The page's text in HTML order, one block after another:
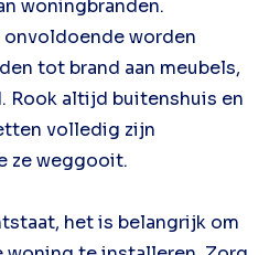
woningbranden.
worden
tot brand aan meubels,
Rook altijd buitenshuis en
volledig zijn
ze weggooit.
het is belangrijk om